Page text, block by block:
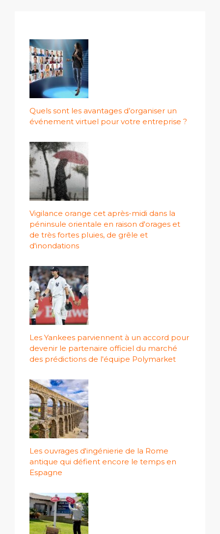
Quels sont les avantages d’organiser un
événement virtuel pour votre entreprise ?
Vigilance orange cet après-midi dans la
péninsule orientale en raison d'orages et
de très fortes pluies, de grêle et
d'inondations
Les Yankees parviennent à un accord pour
devenir le partenaire officiel du marché
des prédictions de l'équipe Polymarket
Les ouvrages d'ingénierie de la Rome
antique qui défient encore le temps en
Espagne